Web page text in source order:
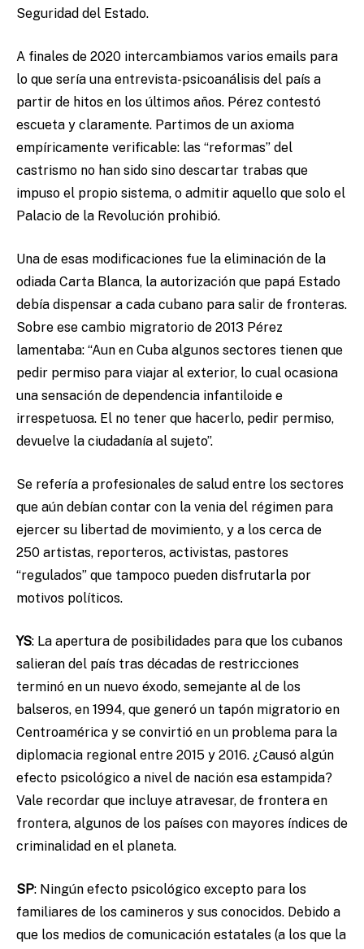
Seguridad del Estado.
A finales de 2020 intercambiamos varios emails para
lo que sería una entrevista-psicoanálisis del país a
partir de hitos en los últimos años. Pérez contestó
escueta y claramente. Partimos de un axioma
empíricamente verificable: las “reformas” del
castrismo no han sido sino descartar trabas que
impuso el propio sistema, o admitir aquello que solo el
Palacio de la Revolución prohibió.
Una de esas modificaciones fue la eliminación de la
odiada Carta Blanca, la autorización que papá Estado
debía dispensar a cada cubano para salir de fronteras.
Sobre ese cambio migratorio de 2013 Pérez
lamentaba: “Aun en Cuba algunos sectores tienen que
pedir permiso para viajar al exterior, lo cual ocasiona
una sensación de dependencia infantiloide e
irrespetuosa. El no tener que hacerlo, pedir permiso,
devuelve la ciudadanía al sujeto”.
Se refería a profesionales de salud entre los sectores
que aún debían contar con la venia del régimen para
ejercer su libertad de movimiento, y a los cerca de
250 artistas, reporteros, activistas, pastores
“regulados” que tampoco pueden disfrutarla por
motivos políticos.
YS: La apertura de posibilidades para que los cubanos
salieran del país tras décadas de restricciones
terminó en un nuevo éxodo, semejante al de los
balseros, en 1994, que generó un tapón migratorio en
Centroamérica y se convirtió en un problema para la
diplomacia regional entre 2015 y 2016. ¿Causó algún
efecto psicológico a nivel de nación esa estampida?
Vale recordar que incluye atravesar, de frontera en
frontera, algunos de los países con mayores índices de
criminalidad en el planeta.
SP: Ningún efecto psicológico excepto para los
familiares de los camineros y sus conocidos. Debido a
que los medios de comunicación estatales (a los que la